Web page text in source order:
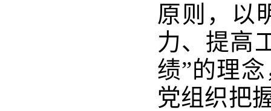
原则，以
力、提高
绩”的理
党组织把